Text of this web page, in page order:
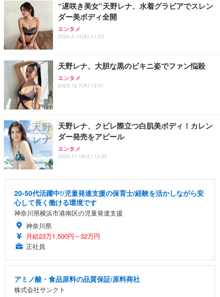
“遅咲き美女”天野レナ、水着グラビアでスレン
ダー美ボディ全開
エンタメ
2024.3.14(木) 11:53
天野レナ、大胆な黒のビキニ姿でファン悩殺
エンタメ
2023.12.7(木) 12:41
天野レナ、クビレ際立つ白肌美ボディ！カレン
ダー発売をアピール
エンタメ
2023.11.18(土) 12:32
20-50代活躍中!/児童発達支援の保育士/経験を活かしながら安
心して長く働ける環境です
神奈川県横浜市港南区の児童発達支援
神奈川県
月給23万1,500円～32万円
正社員
アミノ酸・食品原料の品質保証/原料商社
株式会社サンクト